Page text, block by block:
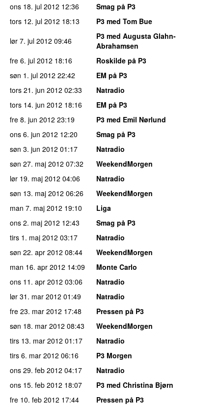
ons 18. jul 2012 12:36
Smag på P3
tors 12. jul 2012 18:13
P3 med Tom Bue
lør 7. jul 2012 09:46
P3 med Augusta Glahn-
Abrahamsen
fre 6. jul 2012 18:16
Roskilde på P3
søn 1. jul 2012 22:42
EM på P3
tors 21. jun 2012 02:33
Natradio
tors 14. jun 2012 18:16
EM på P3
fre 8. jun 2012 23:19
P3 med Emil Nørlund
ons 6. jun 2012 12:20
Smag på P3
søn 3. jun 2012 01:17
Natradio
søn 27. maj 2012 07:32
WeekendMorgen
lør 19. maj 2012 04:06
Natradio
søn 13. maj 2012 06:26
WeekendMorgen
man 7. maj 2012 19:10
Liga
ons 2. maj 2012 12:43
Smag på P3
tirs 1. maj 2012 03:17
Natradio
søn 22. apr 2012 08:44
WeekendMorgen
man 16. apr 2012 14:09
Monte Carlo
ons 11. apr 2012 03:06
Natradio
lør 31. mar 2012 01:49
Natradio
fre 23. mar 2012 17:48
Pressen på P3
søn 18. mar 2012 08:43
WeekendMorgen
tirs 13. mar 2012 01:17
Natradio
tirs 6. mar 2012 06:16
P3 Morgen
ons 29. feb 2012 04:17
Natradio
ons 15. feb 2012 18:07
P3 med Christina Bjørn
fre 10. feb 2012 17:44
Pressen på P3